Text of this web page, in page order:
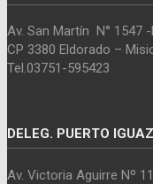
Av. San Martín N° 1547
CP 3380 Eldorado –
Tel.03751-595423
DELEG. PUERTO
Av. Victoria Aguirre Nº